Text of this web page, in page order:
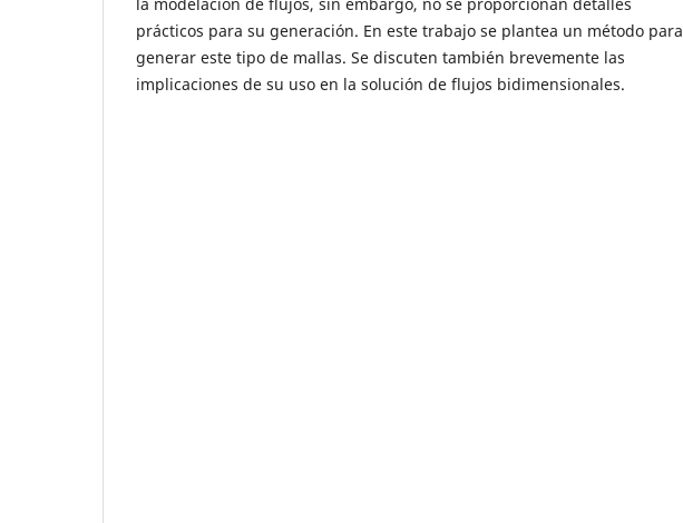
prácticos para su generación. En este trabajo se plantea un método para
generar este tipo de mallas. Se discuten también brevemente las
implicaciones de su uso en la solución de flujos bidimensionales.